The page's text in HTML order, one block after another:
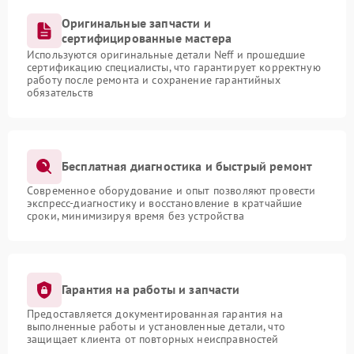
Оригинальные запчасти и
сертифицированные мастера
Используются оригинальные детали Neff и прошедшие
сертификацию специалисты, что гарантирует корректную
работу после ремонта и сохранение гарантийных
обязательств
Бесплатная диагностика и быстрый ремонт
Современное оборудование и опыт позволяют провести
экспресс-диагностику и восстановление в кратчайшие
сроки, минимизируя время без устройства
Гарантия на работы и запчасти
Предоставляется документированная гарантия на
выполненные работы и установленные детали, что
защищает клиента от повторных неисправностей